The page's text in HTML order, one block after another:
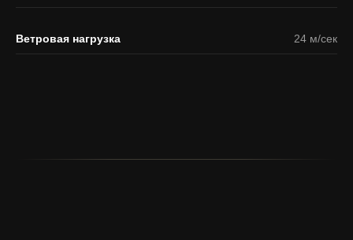
Ветровая нагрузка 24 м/сек